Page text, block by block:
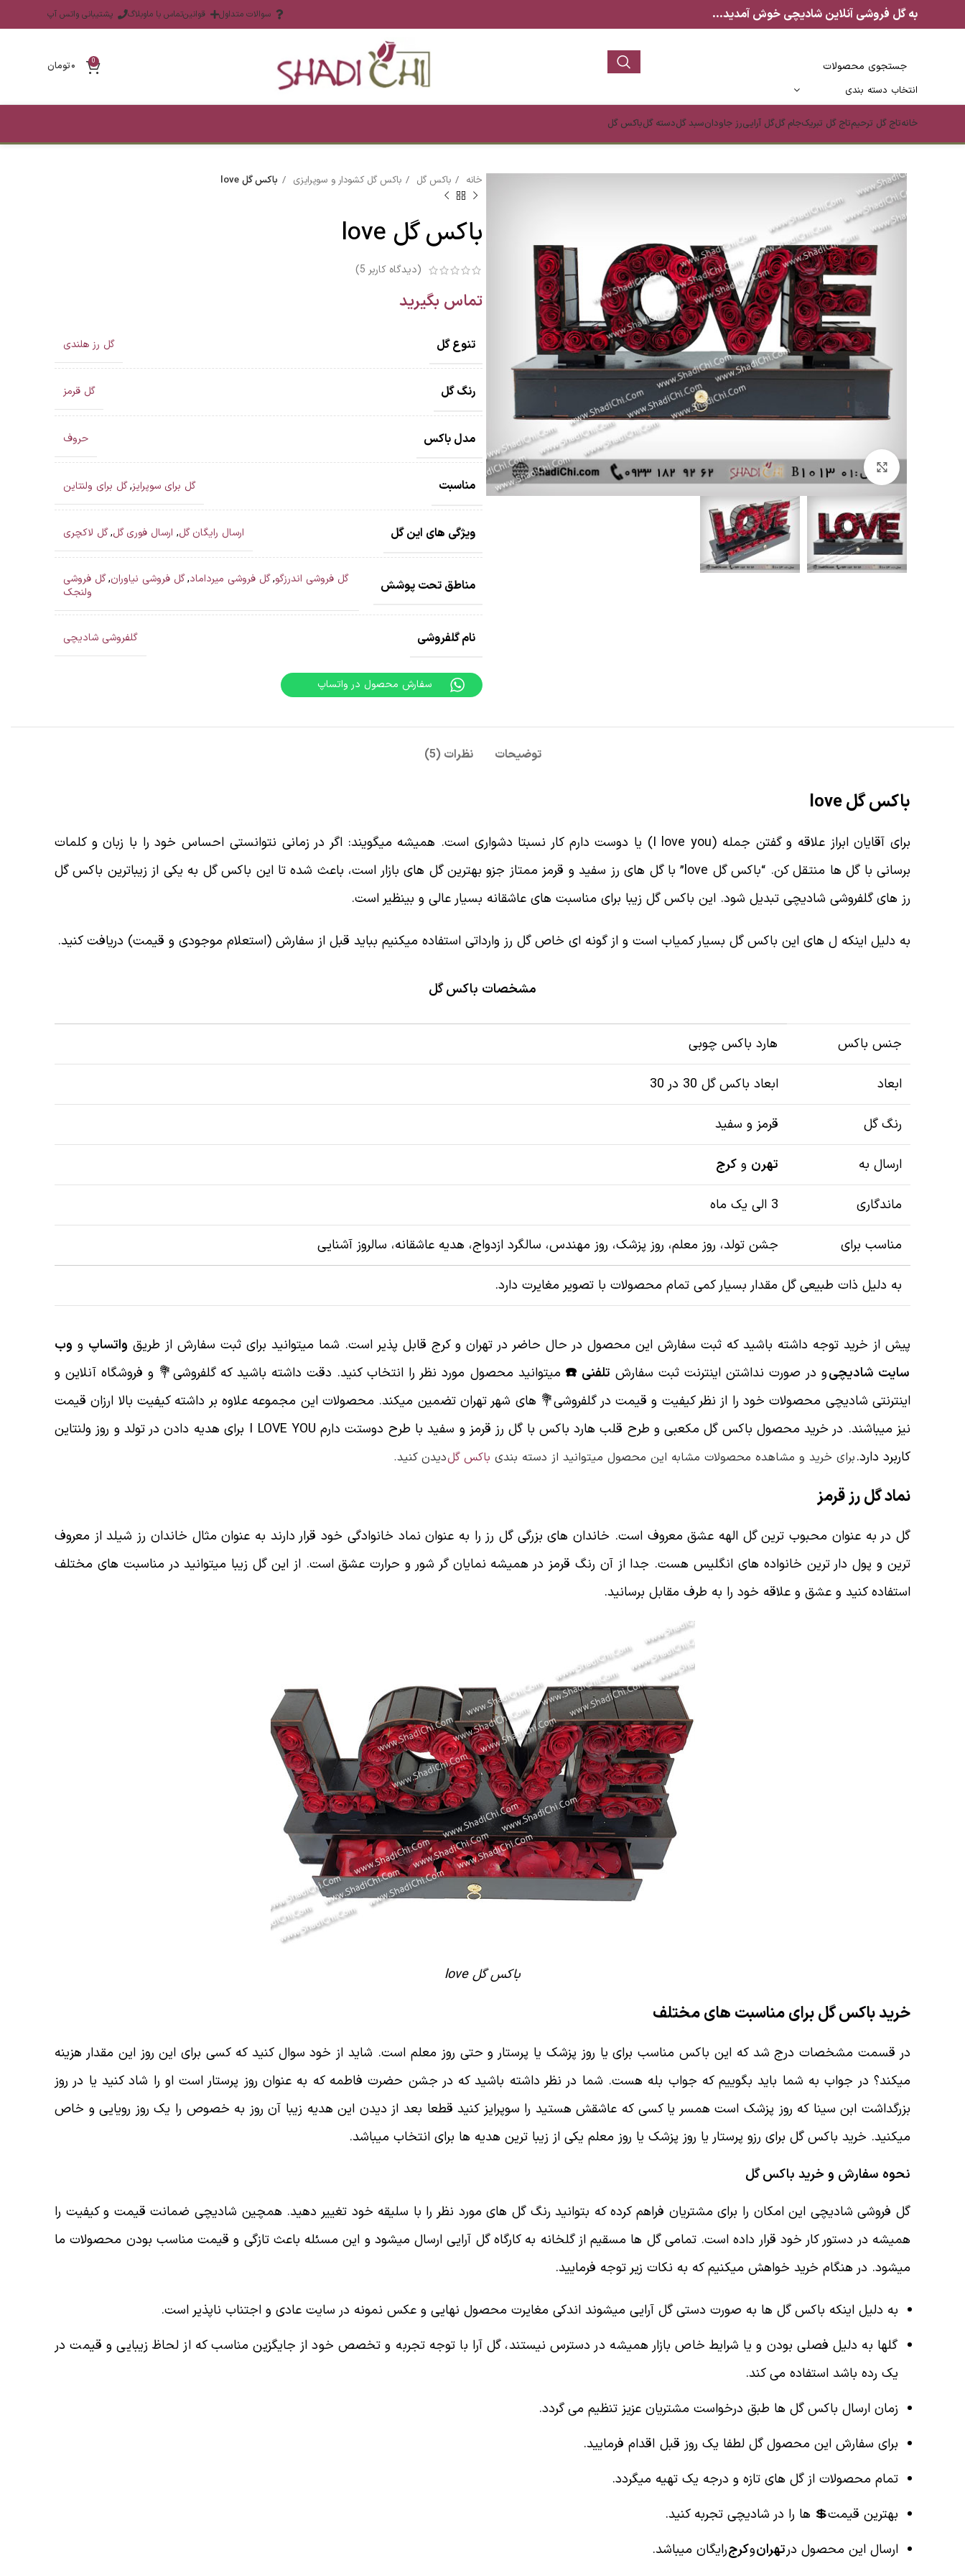
به گل فروشی آنلاین شادیچی خوش آمدید... سوالات متداول قوانینتماس با ماوبلاگ پشتیبانی واتس آپ
انتخاب دسته بندی
0 ۰تومان
خانهتاج گل ترحیمتاج گل تبریکجام گلگل آراییرز جاودانسبد گلدسته گلباکس گل
بزرگنمایی تصویر
خانه باکس گل باکس گل کشودار و سوپرایزی باکس گل love
باکس گل love
(دیدگاه کاربر 5
)
تماس بگیرید
تنوع گل گل رز هلندی
رنگ گل گل قرمز
مدل باکس حروف
مناسبت گل برای سوپرایز,گل برای ولنتاین
ویژگی های این گل ارسال رایگان گل, ارسال فوری گل,گل لاکچری
مناطق تحت پوشش گل فروشی اندرزگو,گل فروشی میرداماد,گل فروشی نیاوران,گل فروشی
ولنجک
نام گلفروشی گلفروشی شادیچی
سفارش محصول در واتساپ
توضیحات نظرات (5)
باکس گل love
برای آقایان ابراز علاقه و گفتن جمله (I love you) یا دوست دارم کار نسبتا دشواری است. همیشه میگویند: اگر در زمانی نتوانستی احساس خود را با زبان و کلمات
برسانی با گل ها منتقل کن. “باکس گل love” با گل های رز سفید و قرمز ممتاز جزو بهترین گل های بازار است، باعث شده تا این باکس گل به یکی از زیباترین باکس گل
رز های گلفروشی شادیچی تبدیل شود. این باکس گل زیبا برای مناسبت های عاشقانه بسیار عالی و بینظیر است.
به دلیل اینکه ل های این باکس گل بسیار کمیاب است و از گونه ای خاص گل رز وارداتی استفاده میکنیم بباید قبل از سفارش (استعلام موجودی و قیمت) دریافت کنید.
مشخصات باکس گل
جنس باکس هارد باکس چوبی
ابعاد ابعاد باکس گل 30 در 30
رنگ گل قرمز و سفید
ارسال به تهرن و کرج
ماندگاری 3 الی یک ماه
مناسب برای جشن تولد، روز معلم، روز پزشک، روز مهندس، سالگرد ازدواج، هدیه عاشقانه، سالروز آشنایی
به دلیل ذات طبیعی گل مقدار بسیار کمی تمام محصولات با تصویر مغایرت دارد.
پیش از خرید توجه داشته باشید که ثبت سفارش این محصول در حال حاضر در تهران و کرج قابل پذیر است. شما میتوانید برای ثبت سفارش از طریق واتساپ و وب
سایت شادیچیو در صورت نداشتن اینترنت ثبت سفارش تلفنی ☎️ میتوانید محصول مورد نظر را انتخاب کنید. دقت داشته باشید که گلفروشی💐 و فروشگاه آنلاین و
اینترنتی شادیچی محصولات خود را از نظر کیفیت و قیمت در گلفروشی💐 های شهر تهران تضمین میکند. محصولات این مجموعه علاوه بر داشته کیفیت بالا ارزان قیمت
نیز میباشند. در خرید محصول باکس گل مکعبی و طرح قلب هارد باکس با گل رز قرمز و سفید با طرح دوستت دارم I LOVE YOU برای هدیه دادن در تولد و روز ولنتاین
کاربرد دارد.برای خرید و مشاهده محصولات مشابه این محصول میتوانید از دسته بندی باکس گلدیدن کنید.
نماد گل رز قرمز
گل در به عنوان محبوب ترین گل الهه عشق معروف است. خاندان های بزرگی گل رز را به عنوان نماد خانوادگی خود قرار دارند به عنوان مثال خاندان رز شیلد از معروف
ترین و پول دار ترین خانواده های انگلیس هست. جدا از آن رنگ قرمز در همیشه نمایان گر شور و حرارت عشق است. از این گل زیبا میتوانید در مناسبت های مختلف
استفاده کنید و عشق و علاقه خود را به طرف مقابل برسانید.
باکس گل love
خرید باکس گل برای مناسبت های مختلف
در قسمت مشخصات درج شد که این باکس مناسب برای یا روز پزشک یا پرستار و حتی روز معلم است. شاید از خود سوال کنید که کسی برای این روز این مقدار هزینه
میکند؟ در جواب به شما باید بگوییم که جواب بله هست. شما در نظر داشته باشید که در جشن حضرت فاطمه که به عنوان روز پرستار است او را شاد کنید یا در روز
بزرگداشت ابن سینا که روز پزشک است همسر یا کسی که عاشقش هستید را سوپرایز کنید قطعا بعد از دیدن این هدیه زیبا آن روز به خصوص را یک روز رویایی و خاص
میکنید. خرید باکس گل برای رزو پرستار یا روز پزشک یا روز معلم یکی از زیبا ترین هدیه ها برای انتخاب میباشد.
نحوه سفارش و خرید باکس گل
گل فروشی شادیچی این امکان را برای مشتریان فراهم کرده که بتوانید رنگ گل های مورد نظر را با سلیقه خود تغییر دهید. همچین شادیچی ضمانت قیمت و کیفیت را
همیشه در دستور کار خود قرار داده است. تمامی گل ها مسقیم از گلخانه به کارگاه گل آرایی ارسال میشود و این مسئله باعث تازگی و قیمت مناسب بودن محصولات ما
میشود. در هنگام خرید خواهش میکنیم که به نکات زیر توجه فرمایید.
به دلیل اینکه باکس گل ها به صورت دستی گل آرایی میشوند اندکی مغایرت محصول نهایی و عکس نمونه در سایت عادی و اجتناب ناپذیر است.
گلها به دلیل فصلی بودن و یا شرایط خاص بازار همیشه در دسترس نیستند، گل آرا با توجه تجربه و تخصص خود از جایگزین مناسب که از لحاظ زیبایی و قیمت در
یک رده باشد استفاده می کند.
زمان ارسال باکس گل ها طبق درخواست مشتریان عزیز تنظیم می گردد.
برای سفارش این محصول گل لطفا یک روز قبل اقدام فرمایید.
تمام محصولات از گل های تازه و درجه یک تهیه میگردد.
بهترین قیمت💲 ها را در شادیچی تجربه کنید.
ارسال این محصول درتهرانوکرجرایگان میباشد.